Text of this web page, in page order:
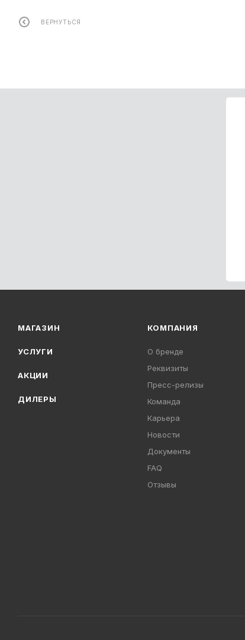
ВЕРНУТЬСЯ
МАГАЗИН
УСЛУГИ
АКЦИИ
ДИЛЕРЫ
КОМПАНИЯ
О бренде
Реквизиты
Пресс-релизы
Команда
Карьера
Новости
Документы
FAQ
Отзывы